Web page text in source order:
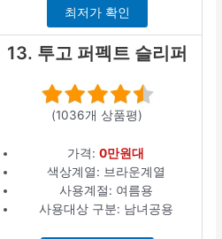
최저가 확인
13. 투고 퍼펙트 슬리퍼
(1036개 상품평)
가격:0만원대
색상계열: 브라운계열
사용계절: 여름용
사용대상 구분: 남녀공용